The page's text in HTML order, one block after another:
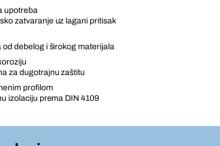
upotreba
zatvaranje uz lagani pritisak
od debelog i širokog materijala
za dugotrajnu zaštitu
profilom
izolaciju prema DIN 4109